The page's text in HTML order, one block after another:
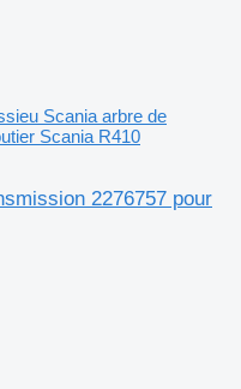
Scania arbre de
Scania R410
2276757 pour